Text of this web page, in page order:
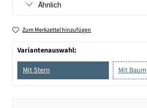
Ähnlich
Zum Merkzettel hinzufügen
Variantenauswahl:
Mit Stern
Mit Baum